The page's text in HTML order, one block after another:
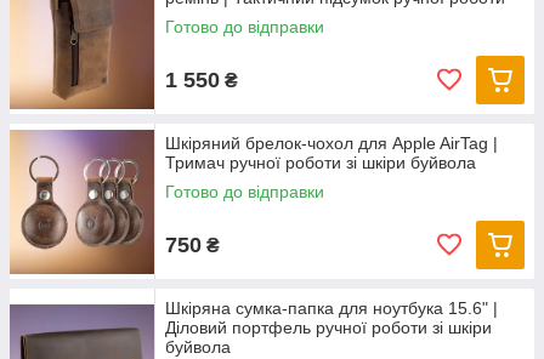
Готово до відправки
1 550 ₴
Шкіряний брелок-чохол для Apple AirTag |
Тримач ручної роботи зі шкіри буйвола
Готово до відправки
750 ₴
Шкіряна сумка-папка для ноутбука 15.6" |
Діловий портфель ручної роботи зі шкіри
буйвола